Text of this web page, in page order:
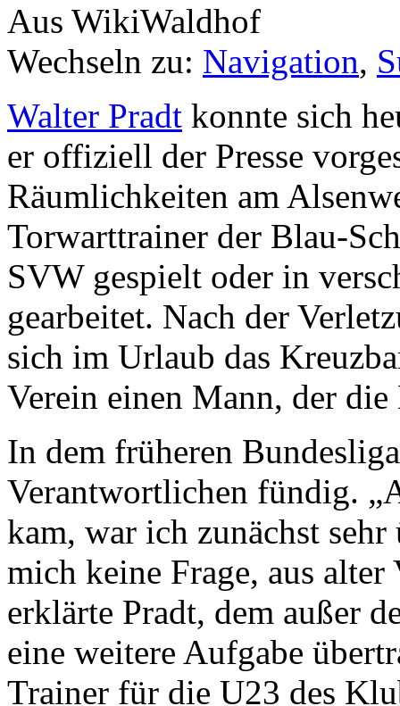
Aus WikiWaldhof
Wechseln zu: Navigation,
Walter Pradt konnte sich
er offiziell der Presse
Räumlichkeiten am
Torwarttrainer der Blau-
SVW gespielt oder in
gearbeitet. Nach der
sich im Urlaub das
Verein einen Mann, der
In dem früheren
Verantwortlichen fündig.
kam, war ich zunächst
mich keine Frage, aus
erklärte Pradt, dem außer
eine weitere Aufgabe
Trainer für die U23 des